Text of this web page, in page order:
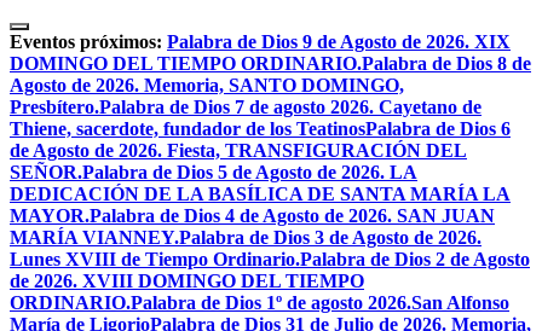
Skip
to
content
Eventos próximos: Palabra de Dios 9 de Agosto de 2026. XIX
DOMINGO DEL TIEMPO ORDINARIO.Palabra de Dios 8 de
Agosto de 2026. Memoria, SANTO DOMINGO,
Presbítero.Palabra de Dios 7 de agosto 2026. Cayetano de
Thiene, sacerdote, fundador de los TeatinosPalabra de Dios 6
de Agosto de 2026. Fiesta, TRANSFIGURACIÓN DEL
SEÑOR.Palabra de Dios 5 de Agosto de 2026. LA
DEDICACIÓN DE LA BASÍLICA DE SANTA MARÍA LA
MAYOR.Palabra de Dios 4 de Agosto de 2026. SAN JUAN
MARÍA VIANNEY.Palabra de Dios 3 de Agosto de 2026.
Lunes XVIII de Tiempo Ordinario.Palabra de Dios 2 de Agosto
de 2026. XVIII DOMINGO DEL TIEMPO
ORDINARIO.Palabra de Dios 1º de agosto 2026.San Alfonso
María de LigorioPalabra de Dios 31 de Julio de 2026. Memoria,